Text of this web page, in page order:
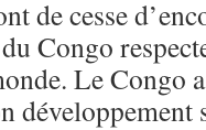
de cesse
Congo
Le Congo
développement